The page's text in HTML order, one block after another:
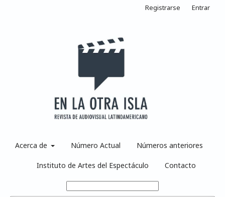
Acerca de Número Actual Números anteriores
Instituto de Artes del Espectáculo Contacto
Registrarse Entrar